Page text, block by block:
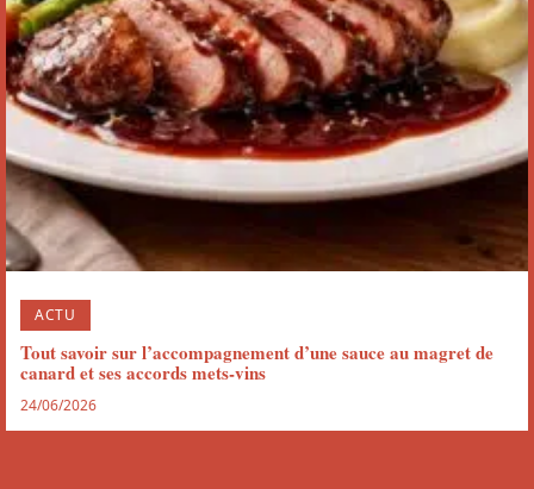
ACTU
Tout savoir sur l’accompagnement d’une sauce au magret de
canard et ses accords mets-vins
24/06/2026